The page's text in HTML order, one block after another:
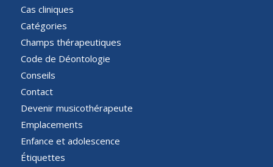
Cas cliniques
Catégories
Champs thérapeutiques
Code de Déontologie
Conseils
Contact
Devenir musicothérapeute
Emplacements
Enfance et adolescence
Étiquettes